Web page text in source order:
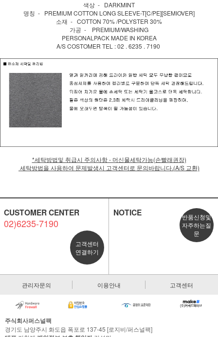
색상 - DARKMINT
명칭 - PREMIUM COTTON LONG SLEEVE-T[C/PE][SEMIOVER]
소재 - COTTON 70% /POLYSTER 30%
가공 - PREMIUM/WASHING
PERSONALPACK MADE IN KOREA
A/S COSTOMER TEL : 02 . 6235 . 7190
*세탁방법및 취급시 주의사항 - 머신물세탁가능(손빨래권장)
세탁방법을 사용하여 문제발생시 고객센터로 문의바랍니다.(A/S 교환)
CUSTOMER CENTER
02)6235-7190
고객센터
연결하기
NOTICE
반품신청및
자주하는질
문
관리자문의 이용안내 고객센터
주식회사퍼스널팩
경기도 남양주시 화도읍 폭포로 137-45 [로지비/퍼스널팩]